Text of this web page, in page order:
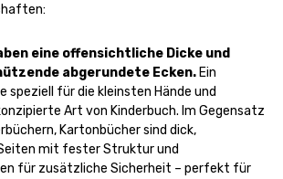
eine offensichtliche Dicke und
abgerundete Ecken. Ein
speziell für die kleinsten Hände und
Art von Kinderbuch. Im Gegensatz
Kartonbücher sind dick,
mit fester Struktur und
für zusätzliche Sicherheit – perfekt für